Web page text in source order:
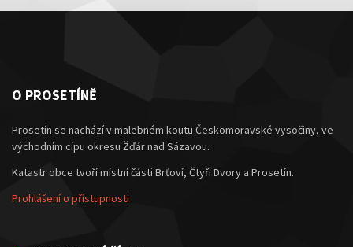
O PROSETÍNĚ
Prosetín se nachází v malebném koutu Českomoravské vysočiny, ve
východním cípu okresu Žďár nad Sázavou.
Katastr obce tvoří místní části Brťoví, Čtyři Dvory a Prosetín.
Prohlášení o přístupnosti